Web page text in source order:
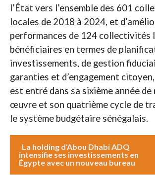
l’État vers l’ensemble des 601
locales de 2018 à 2024, et
performances de 124 collectivités
bénéficiaires en termes de
investissements, de gestion
garanties et d’engagement
est entré dans sa sixième année de
œuvre et son quatrième cycle de
le système budgétaire sénégalais.
La holding d'Abou Dhabi ADQ
intensifie ses investissements en
Égypte avec un nouveau bureau